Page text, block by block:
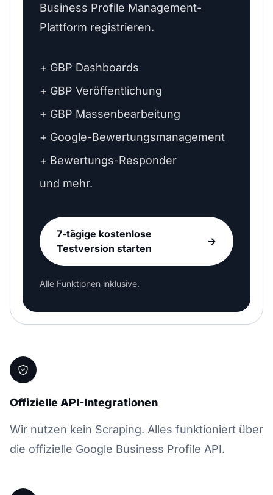
Business Profile Management-
Plattform registrieren.
+ GBP Dashboards
+ GBP Veröffentlichung
+ GBP Massenbearbeitung
+ Google-Bewertungsmanagement
+ Bewertungs-Responder
und mehr.
7-tägige kostenlose
Testversion starten
→
Alle Funktionen inklusive.
Offizielle API-Integrationen
Wir nutzen kein Scraping. Alles funktioniert über
die offizielle Google Business Profile API.